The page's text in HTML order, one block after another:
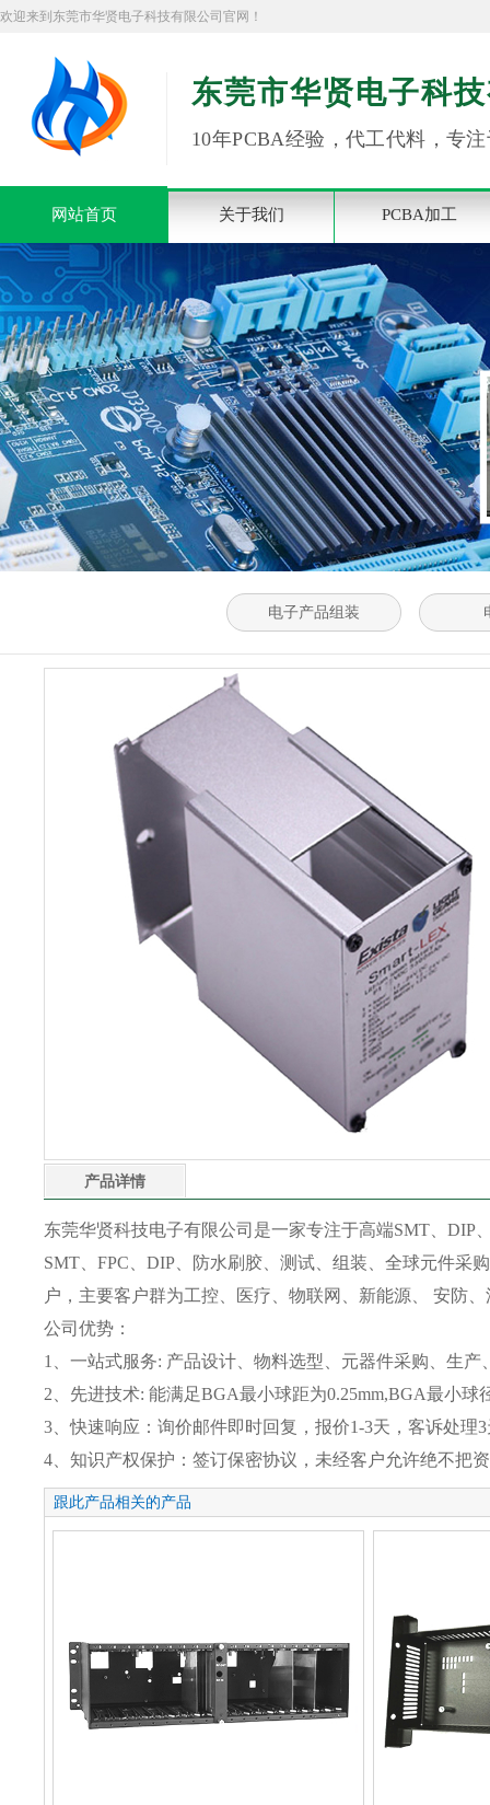
欢迎来到东莞市华贤电子科技有限公司官网！
东莞市华贤电子科
10年PCBA经验，代工代料，专
网站首页 关于我们 PCBA加工
电子产品组装
产品详情
东莞华贤科技电子有限公司是一家专注于高端SMT、DIP
SMT、FPC、DIP、防水刷胶、测试、组装、全球元件采
户，主要客户群为工控、医疗、物联网、新能源、 安防、
公司优势：
1、一站式服务: 产品设计、物料选型、元器件采购、生
2、先进技术: 能满足BGA最小球距为0.25mm,BGA最小
3、快速响应：询价邮件即时回复，报价1-3天，客诉处理
4、知识产权保护：签订保密协议，未经客户允许绝不把
跟此产品相关的产品